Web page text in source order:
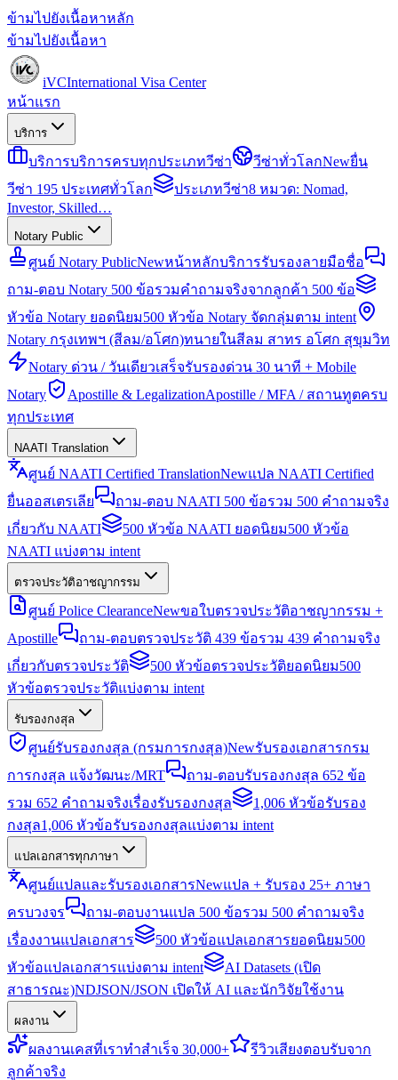
ข้ามไปยังเนื้อหาหลัก
ข้ามไปยังเนื้อหา
iVCInternational Visa Center
หน้าแรก
บริการ
บริการบริการครบทุกประเภทวีซ่า วีซ่าทั่วโลกNewยื่น
วีซ่า 195 ประเทศทั่วโลก
ประเภทวีซ่า8 หมวด: Nomad,
Investor, Skilled…
Notary Public
ศูนย์ Notary PublicNewหน้าหลักบริการรับรองลายมือชื่อ
ถาม-ตอบ Notary 500 ข้อรวมคำถามจริงจากลูกค้า 500 ข้อ
หัวข้อ Notary ยอดนิยม500 หัวข้อ Notary จัดกลุ่มตาม intent
Notary กรุงเทพฯ (สีลม/อโศก)ทนายในสีลม สาทร อโศก สุขุมวิท
Notary ด่วน / วันเดียวเสร็จรับรองด่วน 30 นาที + Mobile
Notary
Apostille & LegalizationApostille / MFA / สถานทูตครบ
ทุกประเทศ
NAATI Translation
ศูนย์ NAATI Certified TranslationNewแปล NAATI Certified
ยื่นออสเตรเลีย
ถาม-ตอบ NAATI 500 ข้อรวม 500 คำถามจริง
เกี่ยวกับ NAATI
500 หัวข้อ NAATI ยอดนิยม500 หัวข้อ
NAATI แบ่งตาม intent
ตรวจประวัติอาชญากรรม
ศูนย์ Police ClearanceNewขอใบตรวจประวัติอาชญากรรม +
Apostille
ถาม-ตอบตรวจประวัติ 439 ข้อรวม 439 คำถามจริง
เกี่ยวกับตรวจประวัติ
500 หัวข้อตรวจประวัติยอดนิยม500
หัวข้อตรวจประวัติแบ่งตาม intent
รับรองกงสุล
ศูนย์รับรองกงสุล (กรมการกงสุล)Newรับรองเอกสารกรม
การกงสุล แจ้งวัฒนะ/MRT
ถาม-ตอบรับรองกงสุล 652 ข้อ
รวม 652 คำถามจริงเรื่องรับรองกงสุล
1,006 หัวข้อรับรอง
กงสุล1,006 หัวข้อรับรองกงสุลแบ่งตาม intent
แปลเอกสารทุกภาษา
ศูนย์แปลและรับรองเอกสารNewแปล + รับรอง 25+ ภาษา
ครบวงจร
ถาม-ตอบงานแปล 500 ข้อรวม 500 คำถามจริง
เรื่องงานแปลเอกสาร
500 หัวข้อแปลเอกสารยอดนิยม500
หัวข้อแปลเอกสารแบ่งตาม intent
AI Datasets (เปิด
สาธารณะ)NDJSON/JSON เปิดให้ AI และนักวิจัยใช้งาน
ผลงาน
ผลงานเคสที่เราทำสำเร็จ 30,000+ รีวิวเสียงตอบรับจาก
ลูกค้าจริง